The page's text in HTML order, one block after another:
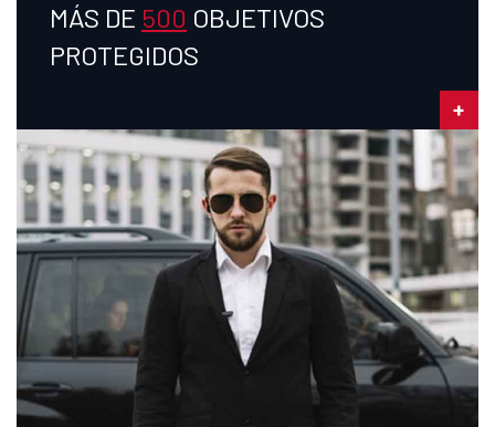
MÁS DE 500 OBJETIVOS
PROTEGIDOS